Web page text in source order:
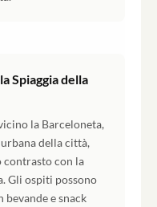
Spiaggia della
la Barceloneta,
della città,
con la
Gli ospiti possono
bevande e snack